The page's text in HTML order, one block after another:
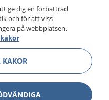
Visa
Visa
ge dig en förbättrad
och för att viss
på webbplatsen.
KAKOR